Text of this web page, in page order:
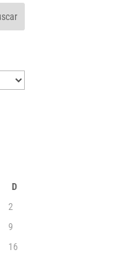
D
2
9
16